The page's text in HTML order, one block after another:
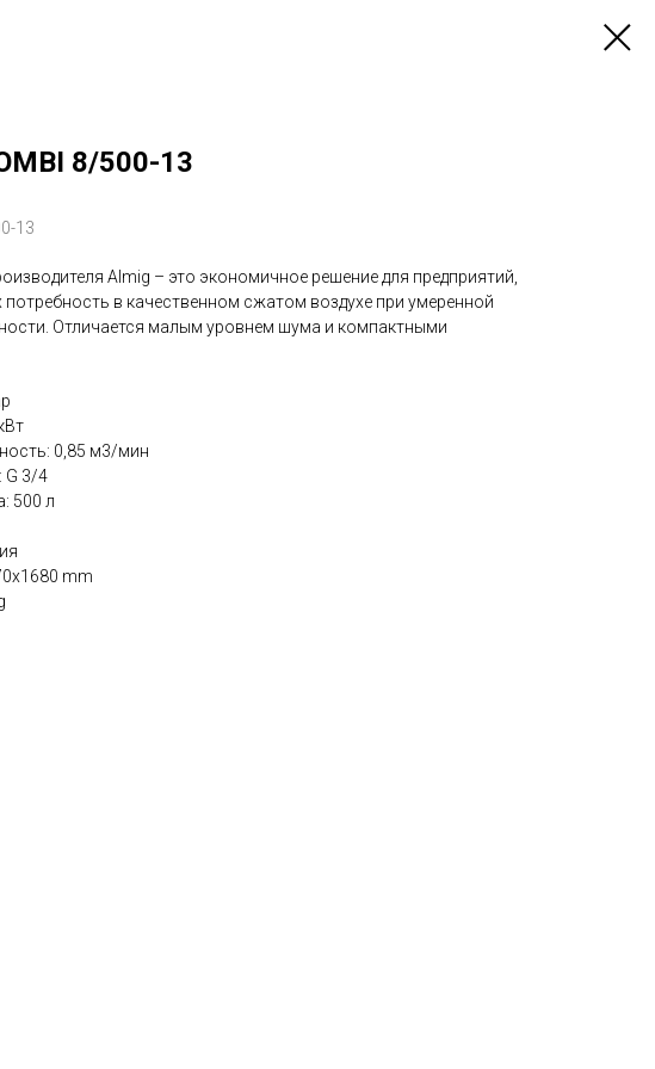
8/500-13
13
Almig – это экономичное решение для предприятий,
в качественном сжатом воздухе при умеренной
Отличается малым уровнем шума и компактными
0,85 м3/мин
G 3/4
500 л
mm